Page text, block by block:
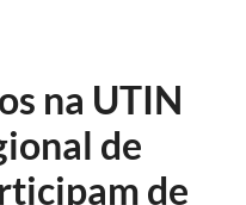
na UTIN
de
de